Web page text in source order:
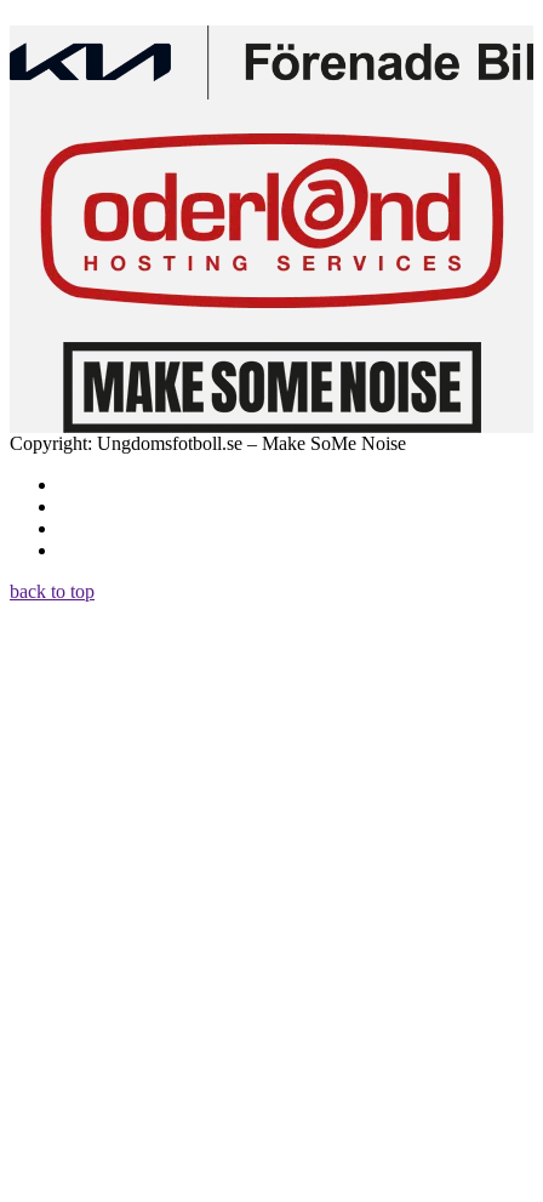
Copyright: Ungdomsfotboll.se – Make SoMe Noise
back to top